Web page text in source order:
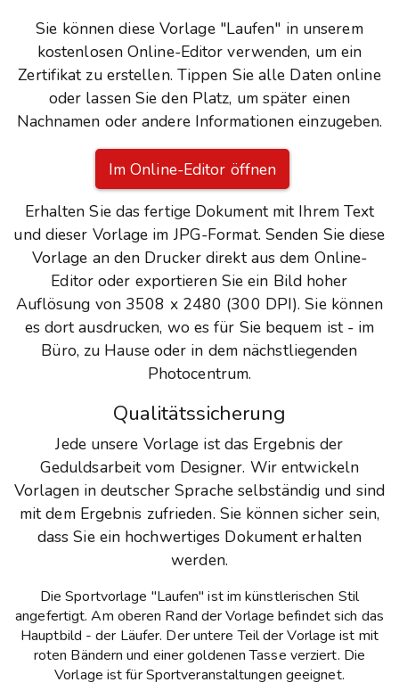
Sie können diese Vorlage "Laufen" in unserem
kostenlosen Online-Editor verwenden, um ein
Zertifikat zu erstellen. Tippen Sie alle Daten online
oder lassen Sie den Platz, um später einen
Nachnamen oder andere Informationen einzugeben.
Im Online-Editor öffnen
Erhalten Sie das fertige Dokument mit Ihrem Text
und dieser Vorlage im JPG-Format. Senden Sie diese
Vorlage an den Drucker direkt aus dem Online-
Editor oder exportieren Sie ein Bild hoher
Auflösung von 3508 x 2480 (300 DPI). Sie können
es dort ausdrucken, wo es für Sie bequem ist - im
Büro, zu Hause oder in dem nächstliegenden
Photocentrum.
Qualitätssicherung
Jede unsere Vorlage ist das Ergebnis der
Geduldsarbeit vom Designer. Wir entwickeln
Vorlagen in deutscher Sprache selbständig und sind
mit dem Ergebnis zufrieden. Sie können sicher sein,
dass Sie ein hochwertiges Dokument erhalten
werden.
Die Sportvorlage "Laufen" ist im künstlerischen Stil
angefertigt. Am oberen Rand der Vorlage befindet sich das
Hauptbild - der Läufer. Der untere Teil der Vorlage ist mit
roten Bändern und einer goldenen Tasse verziert. Die
Vorlage ist für Sportveranstaltungen geeignet.